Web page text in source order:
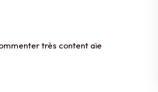
très content aïe